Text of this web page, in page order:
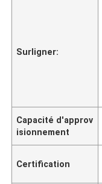
Surligner:
Capacité d'approv
isionnement
Certification